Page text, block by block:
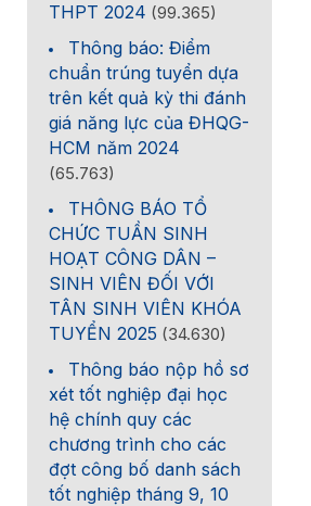
THPT 2024 (99.365)
Thông báo: Điểm
chuẩn trúng tuyển dựa
trên kết quả kỳ thi đánh
giá năng lực của ĐHQG-
HCM năm 2024
(65.763)
THÔNG BÁO TỔ
CHỨC TUẦN SINH
HOẠT CÔNG DÂN –
SINH VIÊN ĐỐI VỚI
TÂN SINH VIÊN KHÓA
TUYỂN 2025 (34.630)
Thông báo nộp hồ sơ
xét tốt nghiệp đại học
hệ chính quy các
chương trình cho các
đợt công bố danh sách
tốt nghiệp tháng 9, 10